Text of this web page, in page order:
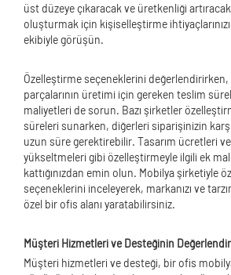
üst düzeye çıkaracak ve üretkenliği
oluşturmak için kişiselleştirme
ekibiyle görüşün.
Özelleştirme seçeneklerini
parçalarının üretimi için gereken teslim
maliyetleri de sorun. Bazı şirketler
süreleri sunarken, diğerleri siparişinizin
uzun süre gerektirebilir. Tasarım ücretleri
yükseltmeleri gibi özelleştirmeyle ilgili ek
kattığınızdan emin olun. Mobilya şirketiyle
seçeneklerini inceleyerek, markanızı ve
özel bir ofis alanı yaratabilirsiniz.
Müşteri Hizmetleri ve Desteğinin
Müşteri hizmetleri ve desteği, bir ofis